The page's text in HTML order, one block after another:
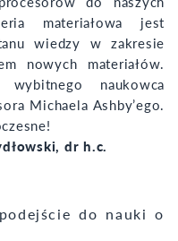
materiałowa jest
wiedzy w zakresie
nowych materiałów.
wybitnego naukowca
Michaela Ashby’ego.
dr h.c.
do nauki o